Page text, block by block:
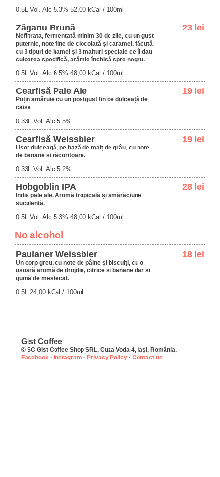
0.5L Vol. Alc 5.3% 52,00 kCal / 100ml
Zăganu Brună
Nefiltrata, fermentată minim 30 de zile, cu un gust
puternic, note fine de ciocolată şi caramel, făcută
cu 3 tipuri de hamei şi 3 malturi speciale ce îi dau
culoarea specifică, arămie închisă spre negru.
0.5L Vol. Alc 6.5% 48,00 kCal / 100ml
23 lei
Cearfisă Pale Ale
Puțin amăruie cu un postgust fin de dulceață de
caise
0.33L Vol. Alc 5.5%
19 lei
Cearfisă Weissbier
Ușor dulceagă, pe bază de malț de grâu, cu note
de banane și răcoritoare.
0.33L Vol. Alc 5.2%
19 lei
Hobgoblin IPA
India pale ale. Aromă tropicală și amărăciune
suculentă.
0.5L Vol. Alc 5.3% 48,00 kCal / 100ml
28 lei
No alcohol
Paulaner Weissbier
Un corp greu, cu note de pâine și biscuiți, cu o
ușoară aromă de drojdie, citrice și banane dar și
gumă de mestecat.
0.5L 24,00 kCal / 100ml
18 lei
Gist Coffee
© SC Gist Coffee Shop SRL, Cuza Voda 4, Iași, România.
Facebook· Instagram · Privacy Policy· Contact us